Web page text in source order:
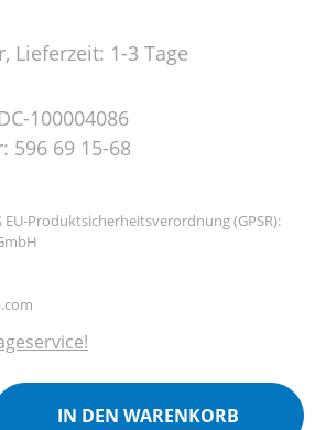
Lieferzeit: 1-3 Tage
DC-100004086
596 69 15-68
Produktsicherheitsverordnung (GPSR):
Gib den gewünschten
IN DEN WARENKORB